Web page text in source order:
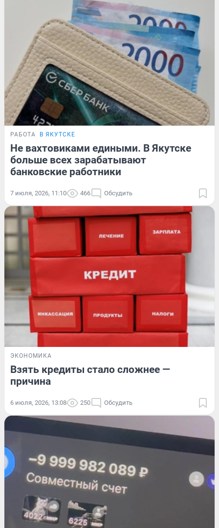
РАБОТА В ЯКУТСКЕ
Не вахтовиками едиными. В Якутске
больше всех зарабатывают
банковские работники
7 июля, 2026, 11:10 466 Обсудить
ЭКОНОМИКА
Взять кредиты стало сложнее —
причина
6 июля, 2026, 13:08 250 Обсудить